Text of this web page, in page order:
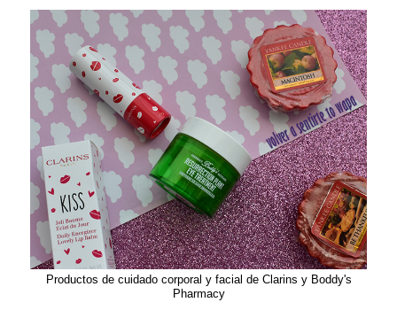
Productos de cuidado corporal y facial de Clarins y Boddy's
Pharmacy